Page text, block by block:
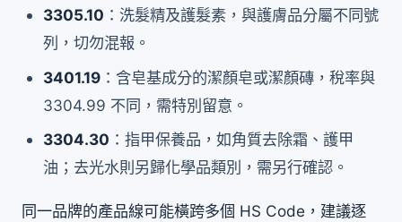
3305.10 ：洗髮精及護髮素，與護膚品分屬不同號
列，切勿混報。
3401.19 ：含皂基成分的潔顏皂或潔顏磚，稅率與
3304.99 不同，需特別留意。
3304.30 ：指甲保養品，如角質去除霜、護甲
油；去光水則另歸化學品類別，需另行確認。
同一品牌的產品線可能橫跨多個 HS Code，建議逐